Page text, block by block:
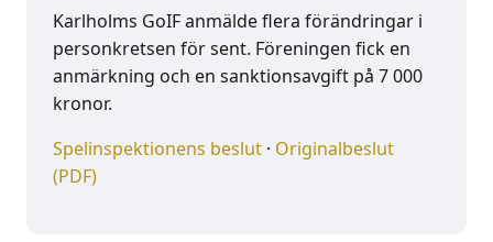
Karlholms GoIF anmälde flera förändringar i
personkretsen för sent. Föreningen fick en
anmärkning och en sanktionsavgift på 7 000
kronor.
Spelinspektionens beslut · Originalbeslut
(PDF)